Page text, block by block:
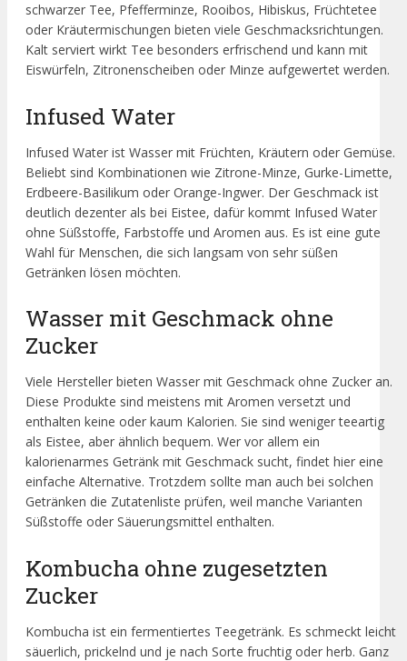
schwarzer Tee, Pfefferminze, Rooibos, Hibiskus, Früchtetee
oder Kräutermischungen bieten viele Geschmacksrichtungen.
Kalt serviert wirkt Tee besonders erfrischend und kann mit
Eiswürfeln, Zitronenscheiben oder Minze aufgewertet werden.
Infused Water
Infused Water ist Wasser mit Früchten, Kräutern oder Gemüse.
Beliebt sind Kombinationen wie Zitrone-Minze, Gurke-Limette,
Erdbeere-Basilikum oder Orange-Ingwer. Der Geschmack ist
deutlich dezenter als bei Eistee, dafür kommt Infused Water
ohne Süßstoffe, Farbstoffe und Aromen aus. Es ist eine gute
Wahl für Menschen, die sich langsam von sehr süßen
Getränken lösen möchten.
Wasser mit Geschmack ohne
Zucker
Viele Hersteller bieten Wasser mit Geschmack ohne Zucker an.
Diese Produkte sind meistens mit Aromen versetzt und
enthalten keine oder kaum Kalorien. Sie sind weniger teeartig
als Eistee, aber ähnlich bequem. Wer vor allem ein
kalorienarmes Getränk mit Geschmack sucht, findet hier eine
einfache Alternative. Trotzdem sollte man auch bei solchen
Getränken die Zutatenliste prüfen, weil manche Varianten
Süßstoffe oder Säuerungsmittel enthalten.
Kombucha ohne zugesetzten
Zucker
Kombucha ist ein fermentiertes Teegetränk. Es schmeckt leicht
säuerlich, prickelnd und je nach Sorte fruchtig oder herb. Ganz